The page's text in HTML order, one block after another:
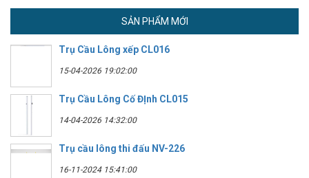
SẢN PHẨM MỚI
Trụ Cầu Lông xếp CL016
15-04-2026 19:02:00
Trụ Cầu Lông Cố ĐỊnh CL015
14-04-2026 14:32:00
Trụ cầu lông thi đấu NV-226
16-11-2024 15:41:00